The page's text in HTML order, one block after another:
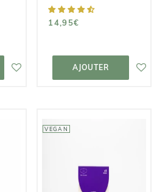
14,95€
AJOUTER
AJOUTER AU
PANIER
VEGAN